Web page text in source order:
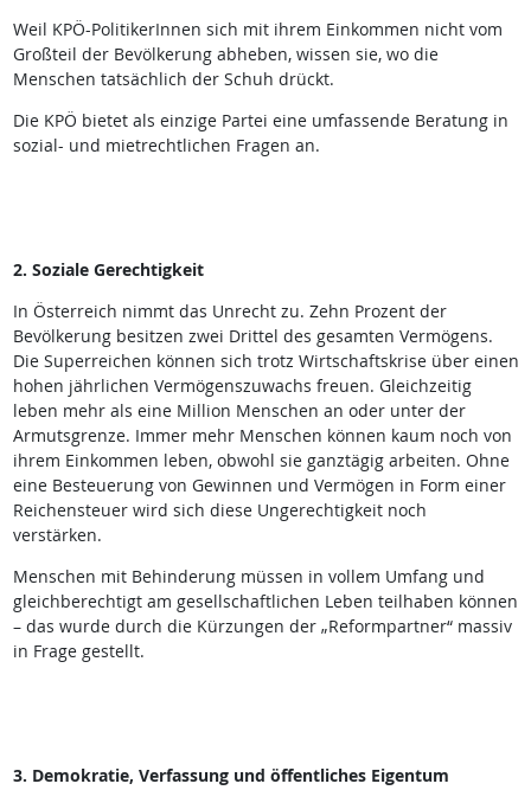
Weil KPÖ-PolitikerInnen sich mit ihrem Einkommen nicht vom
Großteil der Bevölkerung abheben, wissen sie, wo die
Menschen tatsächlich der Schuh drückt.
Die KPÖ bietet als einzige Partei eine umfassende Beratung in
sozial- und mietrechtlichen Fragen an.
2. Soziale Gerechtigkeit
In Österreich nimmt das Unrecht zu. Zehn Prozent der
Bevölkerung besitzen zwei Drittel des gesamten Vermögens.
Die Superreichen können sich trotz Wirtschaftskrise über einen
hohen jährlichen Vermögenszuwachs freuen. Gleichzeitig
leben mehr als eine Million Menschen an oder unter der
Armutsgrenze. Immer mehr Menschen können kaum noch von
ihrem Einkommen leben, obwohl sie ganztägig arbeiten. Ohne
eine Besteuerung von Gewinnen und Vermögen in Form einer
Reichensteuer wird sich diese Ungerechtigkeit noch
verstärken.
Menschen mit Behinderung müssen in vollem Umfang und
gleichberechtigt am gesellschaftlichen Leben teilhaben können
– das wurde durch die Kürzungen der „Reformpartner“ massiv
in Frage gestellt.
3. Demokratie, Verfassung und öffentliches Eigentum